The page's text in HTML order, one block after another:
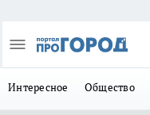
Интересное Общество